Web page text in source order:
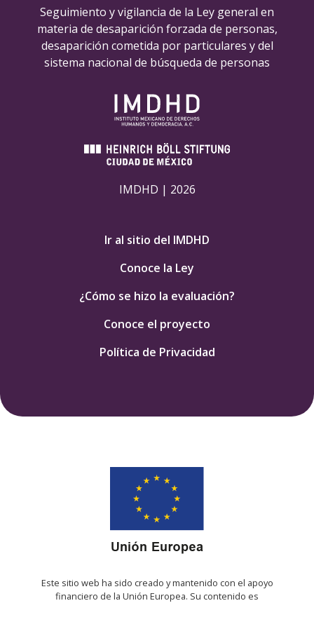
Seguimiento y vigilancia de la Ley general en
materia de desaparición forzada de personas,
desaparición cometida por particulares y del
sistema nacional de búsqueda de personas
IMDHD | 2026
Ir al sitio del IMDHD
Conoce la Ley
¿Cómo se hizo la evaluación?
Conoce el proyecto
Política de Privacidad
Este sitio web ha sido creado y mantenido con el apoyo
financiero de la Unión Europea. Su contenido es